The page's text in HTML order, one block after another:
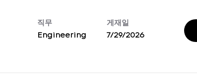
직무
Engineering
게재일
7/29/2026